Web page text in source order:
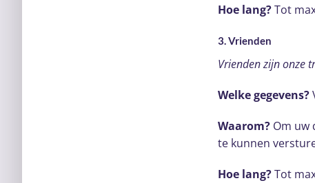
Hoe lang?Tot
3. Vrienden
Vrienden zijn onze
Welke gegevens?
Waarom? Om uw
te kunnen
Hoe lang?Tot